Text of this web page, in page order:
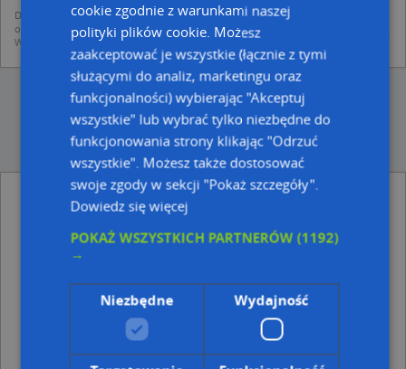
Dane pochodzą z publicznych baz CEIDG, GUS, REGON, z firmowych stron www
oraz od podmiotów zewnętrznych.
Więcej informacji dot. RODO:
http://regulamin.automapa.pl/odo_przetwarzanie/
Kiebała Leszek i Spółka - inne Przemysł, Firmy
w pobliżu
Rywal M Krupa J Krupa A Ferenc Firma Handlowo
Usługowa M Krupa J Krupa, ul. Grunwaldzka 7, 38-100
Strzyżów
Glaz-Perfect Wojciech Jaworek, Grunwaldzka 15, 38-
DLE, Grunwaldzka 21, 38-100 Strzyżów
cookie zgodnie z warunkami naszej
polityki plików cookie. Możesz
zaakceptować je wszystkie (łącznie z tymi
służącymi do analiz, marketingu oraz
funkcjonalności) wybierając "Akceptuj
wszystkie" lub wybrać tylko niezbędne do
funkcjonowania strony klikając "Odrzuć
wszystkie". Możesz także dostosować
swoje zgody w sekcji "Pokaż szczegóły".
Dowiedz się więcej
POKAŻ WSZYSTKICH PARTNERÓW(1192)
→
Niezbędne Wydajność